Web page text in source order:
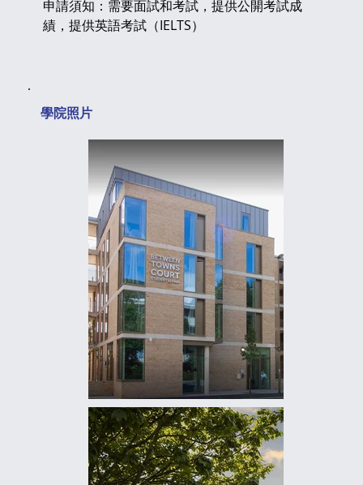
申請須知：需要面試和考試，提供公開考試成
績，提供英語考試（IELTS）
​學院照片